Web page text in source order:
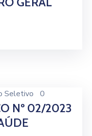
Seletivo 0
Nº 02/2023